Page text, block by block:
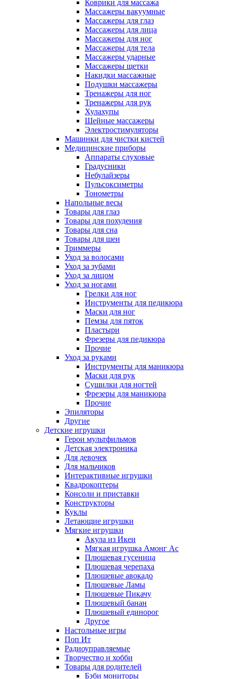
Коврики для массажа
Массажеры вакуумные
Массажеры для глаз
Массажеры для лица
Массажеры для ног
Массажеры для тела
Массажеры ударные
Массажеры щетки
Накидки массажные
Подушки массажеры
Тренажеры для ног
Тренажеры для рук
Хулахупы
Шейные массажеры
Электростимуляторы
Машинки для чистки кистей
Медицинские приборы
Аппараты слуховые
Градусники
Небулайзеры
Пульсоксиметры
Тонометры
Напольные весы
Товары для глаз
Товары для похудения
Товары для сна
Товары для шеи
Триммеры
Уход за волосами
Уход за зубами
Уход за лицом
Уход за ногами
Грелки для ног
Инструменты для педикюра
Маски для ног
Пемзы для пяток
Пластыри
Фрезеры для педикюра
Прочие
Уход за руками
Инструменты для маникюра
Маски для рук
Сушилки для ногтей
Фрезеры для маникюра
Прочие
Эпиляторы
Другие
Детские игрушки
Герои мультфильмов
Детская электроника
Для девочек
Для мальчиков
Интерактивные игрушки
Квадрокоптеры
Консоли и приставки
Конструкторы
Куклы
Летающие игрушки
Мягкие игрушки
Акула из Икеи
Мягкая игрушка Амонг Ас
Плюшевая гусеница
Плюшевая черепаха
Плюшевые авокадо
Плюшевые Ламы
Плюшевые Пикачу
Плюшевый банан
Плюшевый единорог
Другое
Настольные игры
Поп Ит
Радиоуправляемые
Творчество и хобби
Товары для родителей
Бэби мониторы